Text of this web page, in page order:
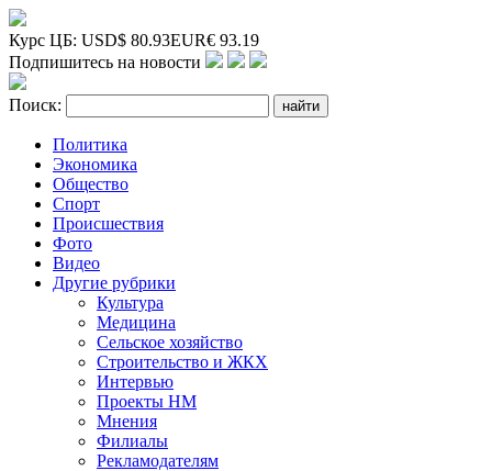
Курс ЦБ: USD$ 80.93EUR€ 93.19
Подпишитесь на новости
Поиск:
Политика
Экономика
Общество
Спорт
Происшествия
Фото
Видео
Другие рубрики
Культура
Медицина
Сельское хозяйство
Строительство и ЖКХ
Интервью
Проекты НМ
Мнения
Филиалы
Рекламодателям